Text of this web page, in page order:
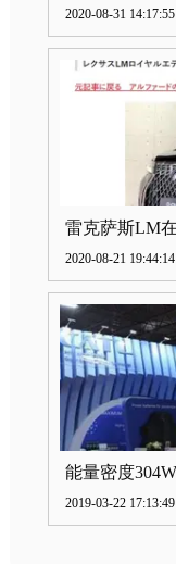
2020-08-31 14:17:55
2020-08-21 19:44:14
2019-03-22 17:13:49